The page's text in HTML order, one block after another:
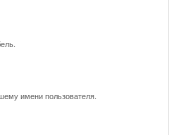
имени пользователя.